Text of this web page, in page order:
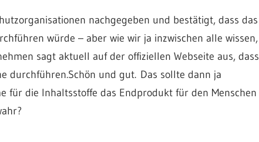
nachgegeben und bestätigt, dass das
würde – aber wie wir ja inzwischen alle wissen,
sagt aktuell auf der offiziellen Webseite aus, dass
durchführen.Schön und gut. Das sollte dann ja
für die Inhaltsstoffe das Endprodukt für den Menschen